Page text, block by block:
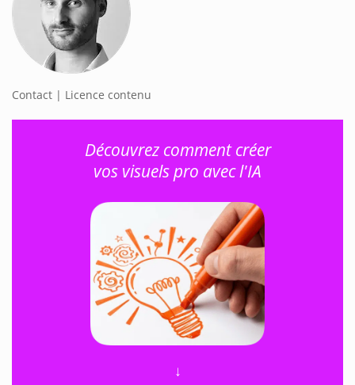
Contact | Licence contenu
Découvrez comment créer
vos visuels pro avec l'IA
↓